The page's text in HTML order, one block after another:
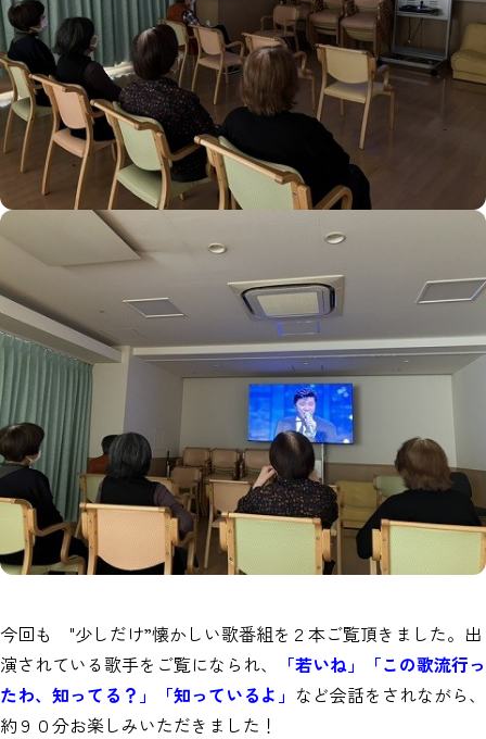
今回も "少しだけ”懐かしい歌番組を２本ご覧頂きました。出
演されている歌手をご覧になられ、
「若いね」「この歌流行っ
たわ、知ってる？」「知っているよ」 など会話をされながら、
約９０分お楽しみいただきました！